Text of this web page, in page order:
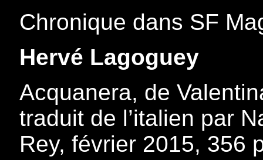
Chronique dans SF
Hervé Lagoguey
Acquanera, de
traduit de l’italien par
Rey, février 2015, 356